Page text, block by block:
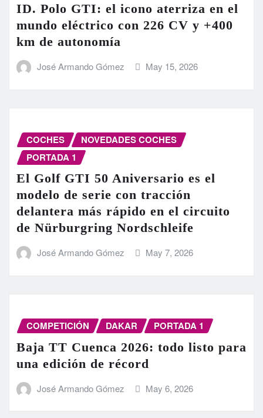
ID. Polo GTI: el icono aterriza en el
mundo eléctrico con 226 CV y +400
km de autonomía
José Armando Gómez May 15, 2026
COCHES
NOVEDADES COCHES
PORTADA 1
El Golf GTI 50 Aniversario es el
modelo de serie con tracción
delantera más rápido en el circuito
de Nürburgring Nordschleife
José Armando Gómez May 7, 2026
COMPETICIÓN DAKAR PORTADA 1
Baja TT Cuenca 2026: todo listo para
una edición de récord
José Armando Gómez May 6, 2026